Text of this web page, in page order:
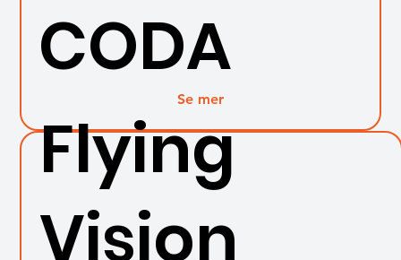
CODA
Se mer
Flying
Vision